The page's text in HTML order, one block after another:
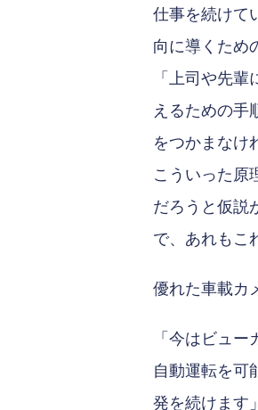
仕事を続けて
向に導くため
「上司や先
えるための手
をつかまなけ
こういった原
だろうと仮説
で、あれもこ
優れた車載カ
「今はビュ
自動運転を可
発を続けます」